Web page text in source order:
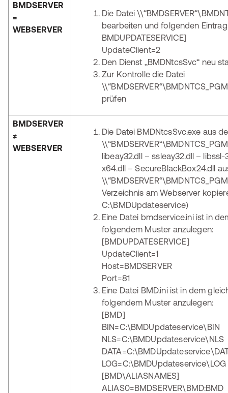
BMDSERVER
=
WEBSERVER
Die Datei
bearbeiten und folgenden
BMDUPDATESERVICE]
UpdateClient=2
Den Dienst „BMDNtcsSvc“ neu
Zur Kontrolle die Datei
prüfen
BMDSERVER
≠
WEBSERVER
Die Datei BMDNtcsSvc.exe aus
libeay32.dll – ssleay32.dll –
x64.dll – SecureBlackBox24.dll
Verzeichnis am Webserver
C:\BMDUpdateservice)
Eine Datei bmdservice.ini ist in
folgendem Muster anzulegen:
[BMDUPDATESERVICE]
UpdateClient=1
Host=BMDSERVER
Port=81
Eine Datei BMD.ini ist in dem
folgendem Muster anzulegen:
[BMD]
BIN=C:\BMDUpdateservice\BIN
NLS=C:\BMDUpdateservice\NLS
LOG=C:\BMDUpdateservice\LOG
[BMD\ALIASNAMES]
ALIAS0=BMDSERVER\BMD:BMD